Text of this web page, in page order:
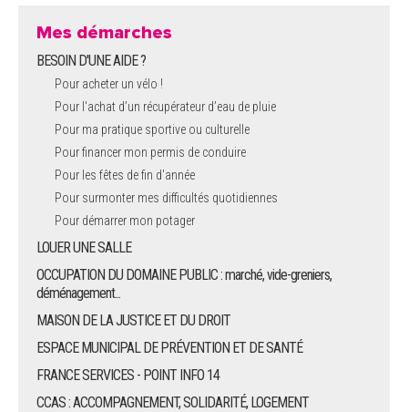
Mes démarches
BESOIN D'UNE AIDE ?
Pour acheter un vélo !
Pour l'achat d’un récupérateur d’eau de pluie
Pour ma pratique sportive ou culturelle
Pour financer mon permis de conduire
Pour les fêtes de fin d'année
Pour surmonter mes difficultés quotidiennes
Pour démarrer mon potager
LOUER UNE SALLE
OCCUPATION DU DOMAINE PUBLIC : marché, vide-greniers,
déménagement...
MAISON DE LA JUSTICE ET DU DROIT
ESPACE MUNICIPAL DE PRÉVENTION ET DE SANTÉ
FRANCE SERVICES - POINT INFO 14
CCAS : ACCOMPAGNEMENT, SOLIDARITÉ, LOGEMENT